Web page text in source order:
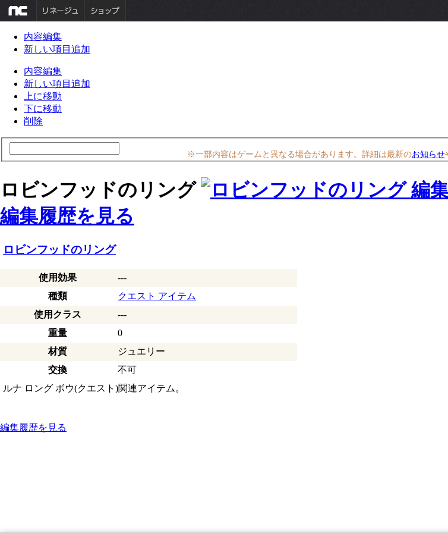
内容編集
新しい項目追加
内容編集
新しい項目追加
上に移動
下に移動
削除
※一部内容はゲームと異なる場合があります。詳細は最新のお知らせ
ロビンフッドのリング
編集履歴を見る
ロビンフッドのリング
使用効果
---
種類
クエスト アイテム
使用クラス
---
重量
0
材質
ジュエリー
交換
不可
ルナ ロング ボウ(クエスト)関連アイテム。
編集履歴を見る